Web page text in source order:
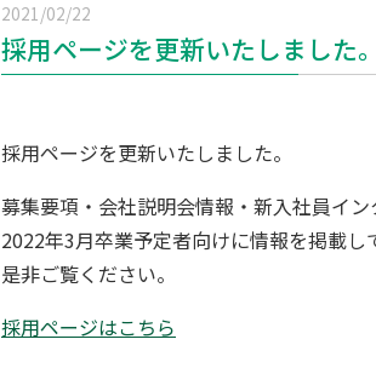
2021/02/22
採用ページを更新いたしました。
採用ページを更新いたしました。
募集要項・会社説明会情報・新入社員イン
2022年3月卒業予定者向けに情報を掲載し
是非ご覧ください。
採用ページはこちら